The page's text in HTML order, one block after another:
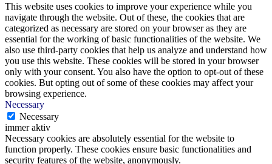
This website uses cookies to improve your experience while you
navigate through the website. Out of these, the cookies that are
categorized as necessary are stored on your browser as they are
essential for the working of basic functionalities of the website. We
also use third-party cookies that help us analyze and understand how
you use this website. These cookies will be stored in your browser
only with your consent. You also have the option to opt-out of these
cookies. But opting out of some of these cookies may affect your
browsing experience.
Necessary
Necessary
immer aktiv
Necessary cookies are absolutely essential for the website to
function properly. These cookies ensure basic functionalities and
security features of the website, anonymously.